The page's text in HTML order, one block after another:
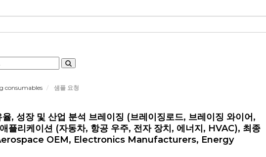
consumables 샘플 요청
, 성장 및 산업 분석 브레이징 (브레이징로드, 브레이징 와이어,
플리케이션 (자동차, 항공 우주, 전자 장치, 에너지, HVAC), 최종
Aerospace OEM, Electronics Manufacturers, Energy